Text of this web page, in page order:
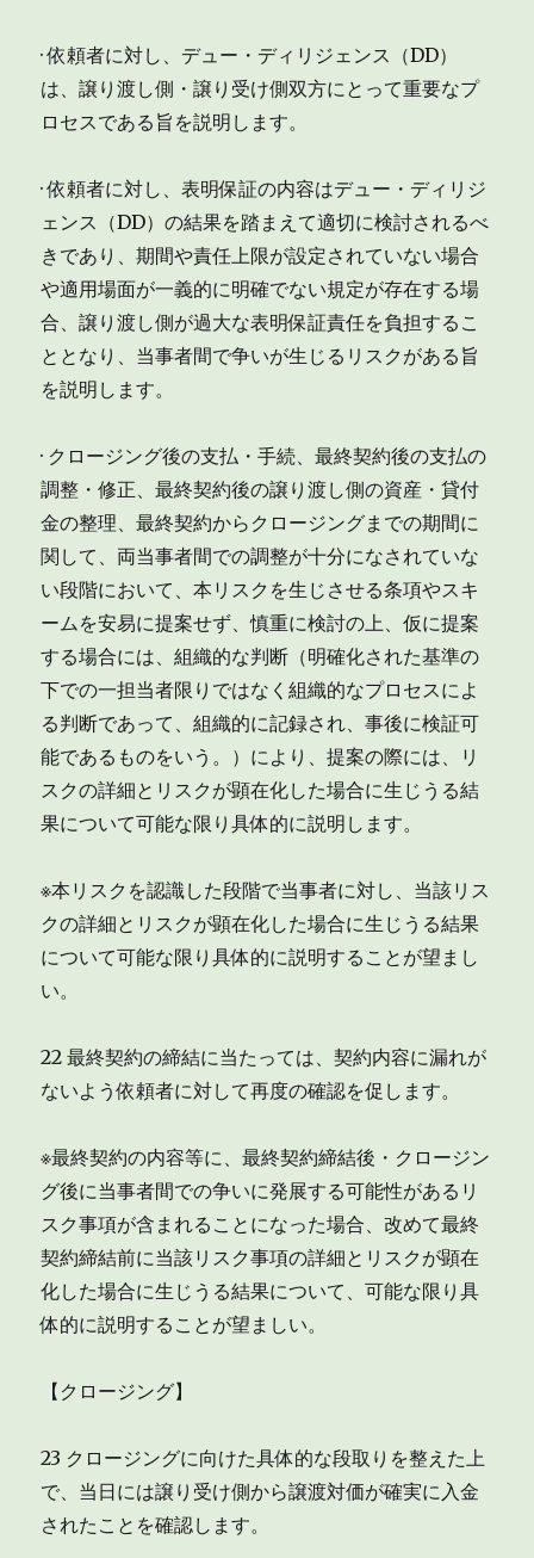
· 依頼者に対し、デュー・ディリジェンス（DD）
は、譲り渡し側・譲り受け側双方にとって重要なプ
ロセスである旨を説明します。
· 依頼者に対し、表明保証の内容はデュー・ディリジ
ェンス（DD）の結果を踏まえて適切に検討されるべ
きであり、期間や責任上限が設定されていない場合
や適用場面が一義的に明確でない規定が存在する場
合、譲り渡し側が過大な表明保証責任を負担するこ
ととなり、当事者間で争いが生じるリスクがある旨
を説明します。
· クロージング後の支払・手続、最終契約後の支払の
調整・修正、最終契約後の譲り渡し側の資産・貸付
金の整理、最終契約からクロージングまでの期間に
関して、両当事者間での調整が十分になされていな
い段階において、本リスクを生じさせる条項やスキ
ームを安易に提案せず、慎重に検討の上、仮に提案
する場合には、組織的な判断（明確化された基準の
下での一担当者限りではなく組織的なプロセスによ
る判断であって、組織的に記録され、事後に検証可
能であるものをいう。）により、提案の際には、リ
スクの詳細とリスクが顕在化した場合に生じうる結
果について可能な限り具体的に説明します。
※本リスクを認識した段階で当事者に対し、当該リス
クの詳細とリスクが顕在化した場合に生じうる結果
について可能な限り具体的に説明することが望まし
い。
22 最終契約の締結に当たっては、契約内容に漏れが
ないよう依頼者に対して再度の確認を促します。
※最終契約の内容等に、最終契約締結後・クロージン
グ後に当事者間での争いに発展する可能性があるリ
スク事項が含まれることになった場合、改めて最終
契約締結前に当該リスク事項の詳細とリスクが顕在
化した場合に生じうる結果について、可能な限り具
体的に説明することが望ましい。
【クロージング】
23 クロージングに向けた具体的な段取りを整えた上
で、当日には譲り受け側から譲渡対価が確実に入金
されたことを確認します。